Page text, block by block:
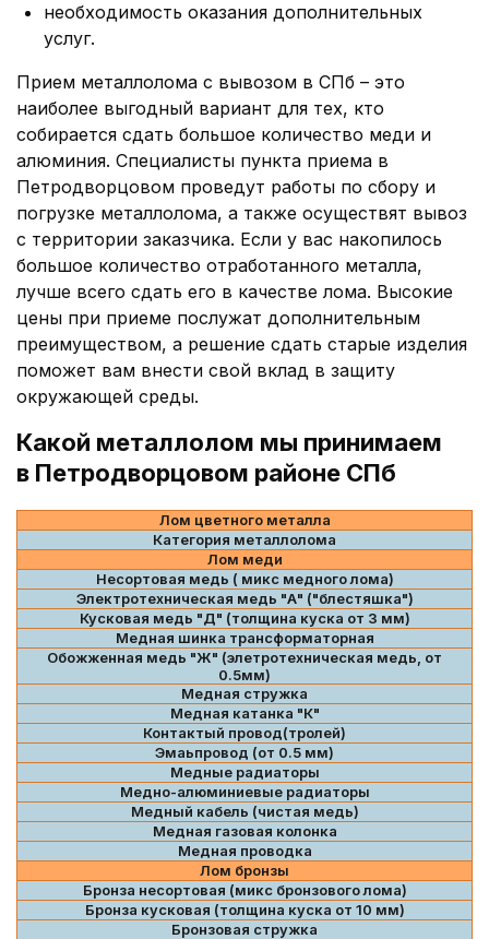
необходимость оказания дополнительных
услуг.
Прием металлолома с вывозом в СПб – это
наиболее выгодный вариант для тех, кто
собирается сдать большое количество меди и
алюминия. Специалисты пункта приема в
Петродворцовом проведут работы по сбору и
погрузке металлолома, а также осуществят вывоз
с территории заказчика. Если у вас накопилось
большое количество отработанного металла,
лучше всего сдать его в качестве лома. Высокие
цены при приеме послужат дополнительным
преимуществом, а решение сдать старые изделия
поможет вам внести свой вклад в защиту
окружающей среды.
Какой металлолом мы принимаем
в Петродворцовом районе СПб
Лом цветного металла
Категория металлолома
Лом меди
Несортовая медь ( микс медного лома)
Электротехническая медь "А" ("блестяшка")
Кусковая медь "Д" (толщина куска от 3 мм)
Медная шинка трансформаторная
Обожженная медь "Ж" (элетротехническая медь, от
0.5мм)
Медная стружка
Медная катанка "К"
Контактый провод(тролей)
Эмаьпровод (от 0.5 мм)
Медные радиаторы
Медно-алюминиевые радиаторы
Медный кабель (чистая медь)
Медная газовая колонка
Медная проводка
Лом бронзы
Бронза несортовая (микс бронзового лома)
Бронза кусковая (толщина куска от 10 мм)
Бронзовая стружка